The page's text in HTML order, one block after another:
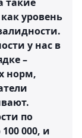
уровень
у нас в
–
норм,
по
000, и